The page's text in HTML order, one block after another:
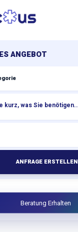
ANGEBOT
ANFRAGE ERSTELLEN
Beratung Erhalten